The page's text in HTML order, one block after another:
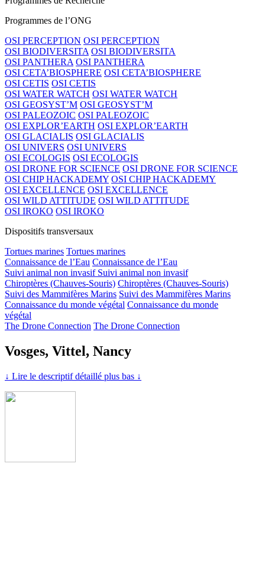
Programmes de l’ONG
OSI PERCEPTION OSI PERCEPTION
OSI BIODIVERSITA OSI BIODIVERSITA
OSI PANTHERA OSI PANTHERA
OSI CETA’BIOSPHERE OSI CETA’BIOSPHERE
OSI CETIS OSI CETIS
OSI WATER WATCH OSI WATER WATCH
OSI GEOSYST’M OSI GEOSYST’M
OSI PALEOZOIC OSI PALEOZOIC
OSI EXPLOR’EARTH OSI EXPLOR’EARTH
OSI GLACIALIS OSI GLACIALIS
OSI UNIVERS OSI UNIVERS
OSI ECOLOGIS OSI ECOLOGIS
OSI DRONE FOR SCIENCE OSI DRONE FOR SCIENCE
OSI CHIP HACKADEMY OSI CHIP HACKADEMY
OSI EXCELLENCE OSI EXCELLENCE
OSI WILD ATTITUDE OSI WILD ATTITUDE
OSI IROKO OSI IROKO
Dispositifs transversaux
Tortues marines Tortues marines
Connaissance de l’Eau Connaissance de l’Eau
Suivi animal non invasif Suivi animal non invasif
Chiroptères (Chauves-Souris) Chiroptères (Chauves-Souris)
Suivi des Mammifères Marins Suivi des Mammifères Marins
Connaissance du monde végétal Connaissance du monde
végétal
The Drone Connection The Drone Connection
Vosges, Vittel, Nancy
↓ Lire le descriptif détaillé plus bas ↓